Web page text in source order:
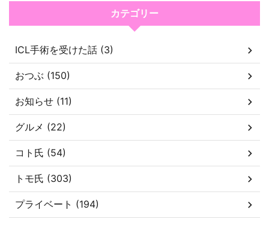
カテゴリー
ICL手術を受けた話 (3)
おつぶ (150)
お知らせ (11)
グルメ (22)
コト氏 (54)
トモ氏 (303)
プライベート (194)